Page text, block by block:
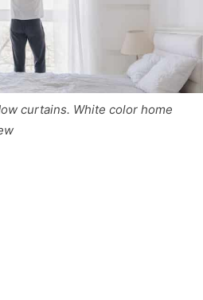
curtains. White color home